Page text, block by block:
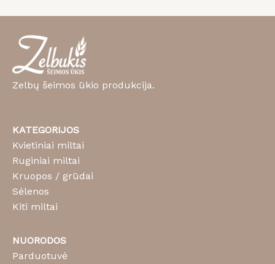
Zelbų šeimos ūkio produkcija.
KATEGORIJOS
Kvietiniai miltai
Ruginiai miltai
Kruopos / grūdai
Sėlenos
Kiti miltai
NUORODOS
Parduotuvė